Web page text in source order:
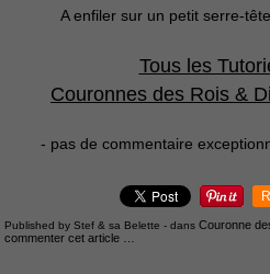
A enfiler sur un petit serre-
Tous les
Couronnes des Rois &
- pas de commentaire
Published by Stef & sa Belette - dans Couronne
commenter cet article